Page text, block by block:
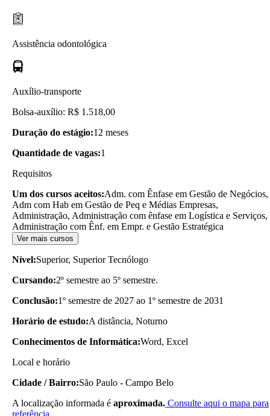
Assistência odontológica
Auxílio-transporte
Bolsa-auxílio: R$ 1.518,00
Duração do estágio:12 meses
Quantidade de vagas:1
Requisitos
Um dos cursos aceitos:Adm. com Ênfase em Gestão de Negócios,
Adm com Hab em Gestão de Peq e Médias Empresas,
Administração, Administração com ênfase em Logística e Serviços,
Administração com Ênf. em Empr. e Gestão Estratégica
Ver mais cursos
Nível:Superior, Superior Tecnólogo
Cursando:2º semestre ao 5º semestre.
Conclusão:1º semestre de 2027 ao 1º semestre de 2031
Horário de estudo:A distância, Noturno
Conhecimentos de Informática:Word, Excel
Local e horário
Cidade / Bairro:São Paulo - Campo Belo
A localização informada é aproximada. Consulte aqui o mapa para
referência.